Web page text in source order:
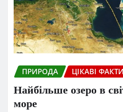
ПРИРОДА ЦІКАВІ ФАКТИ
Найбільше озеро в
море